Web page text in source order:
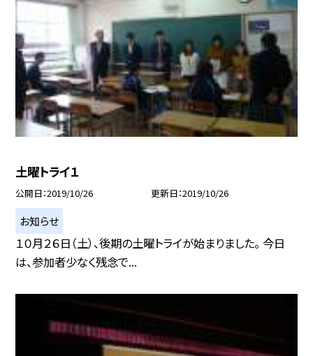
土曜トライ１
公開日 2019/10/26 更新日 2019/10/26
お知らせ
１０月２６日（土）、後期の土曜トライが始まりました。 今日
は、参加者少なく残念で...